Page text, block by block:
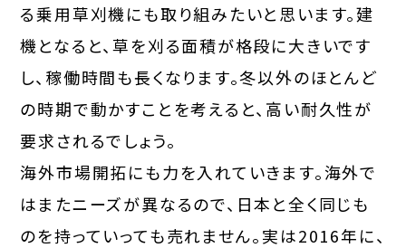
る乗用草刈機にも取り組みたいと思います。建
機となると、草を刈る面積が格段に大きいです
し、稼働時間も長くなります。冬以外のほとんど
の時期で動かすことを考えると、高い耐久性が
要求されるでしょう。
海外市場開拓にも力を入れていきます。海外で
はまたニーズが異なるので、日本と全く同じも
のを持っていっても売れません。実は2016年に、